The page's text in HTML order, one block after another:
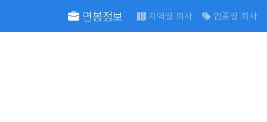
연봉정보 지역별 회사 업종별 회사